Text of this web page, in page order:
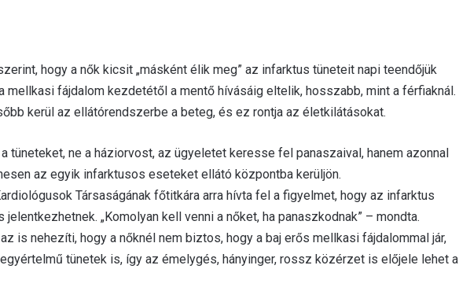
hogy a nők kicsit „másként élik meg” az infarktus tüneteit napi teendőjük
mellkasi fájdalom kezdetétől a mentő hívásáig eltelik, hosszabb, mint a férfiaknál.
kerül az ellátórendszerbe a beteg, és ez rontja az életkilátásokat.
tüneteket, ne a háziorvost, az ügyeletet keresse fel panaszaival, hanem azonnal
az egyik infarktusos eseteket ellátó központba kerüljön.
Társaságának főtitkára arra hívta fel a figyelmet, hogy az infarktus
„Komolyan kell venni a nőket, ha panaszkodnak” – mondta.
is nehezíti, hogy a nőknél nem biztos, hogy a baj erős mellkasi fájdalommal jár,
tünetek is, így az émelygés, hányinger, rossz közérzet is előjele lehet a